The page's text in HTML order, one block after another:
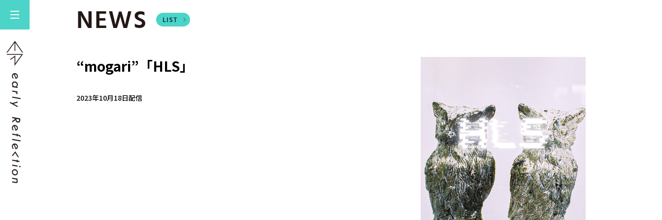
NEWS
“mogari”「HLS」
2023年10月18日配信